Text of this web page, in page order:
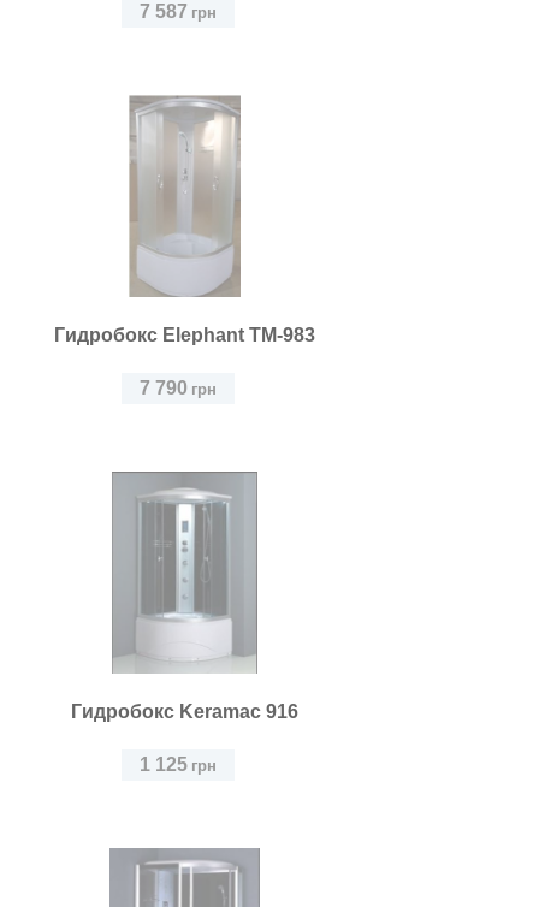
7 587 грн
Гидробокс Elephant TM-983
7 790 грн
Гидробокс Keramac 916
1 125 грн